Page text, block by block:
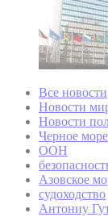
Все новости
Новости
Новости
Черное море
ООН
Азовское
судоходство
Антониу